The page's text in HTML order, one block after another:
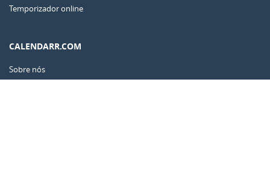
Temporizador online
CALENDARR.COM
Sobre nós